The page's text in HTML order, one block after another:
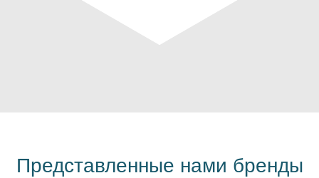
Представленные нами бренды